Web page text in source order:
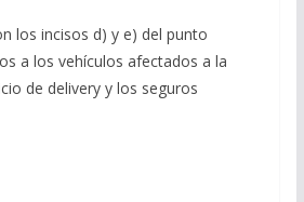
los incisos d) y e) del punto
a los vehículos afectados a la
de delivery y los seguros